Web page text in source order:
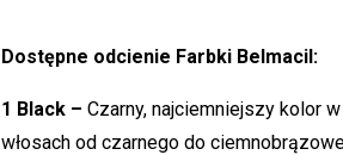
Dostępne odcienie Farbki Belmacil:
1 Black – Czarny, najciemniejszy kolor
włosach od czarnego do